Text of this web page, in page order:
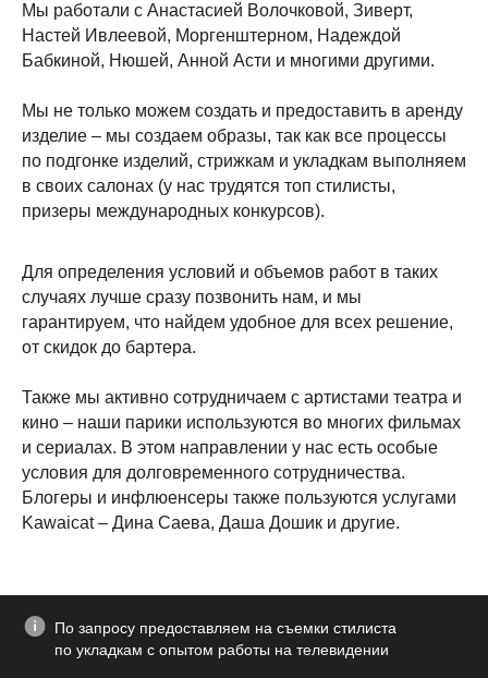
Мы работали с Анастасией Волочковой, Зиверт,
Настей Ивлеевой, Моргенштерном, Надеждой
Бабкиной, Нюшей, Анной Асти и многими другими.
Мы не только можем создать и предоставить в аренду
изделие – мы создаем образы, так как все процессы
по подгонке изделий, стрижкам и укладкам выполняем
в своих салонах (у нас трудятся топ стилисты,
призеры международных конкурсов).
Для определения условий и объемов работ в таких
случаях лучше сразу позвонить нам, и мы
гарантируем, что найдем удобное для всех решение,
от скидок до бартера.
Также мы активно сотрудничаем с артистами театра и
кино – наши парики используются во многих фильмах
и сериалах. В этом направлении у нас есть особые
условия для долговременного сотрудничества.
Блогеры и инфлюенсеры также пользуются услугами
Kawaicat – Дина Саева, Даша Дошик и другие.
По запросу предоставляем на съемки стилиста
по укладкам с опытом работы на телевидении